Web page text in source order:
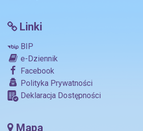
Linki
BIP
e-Dziennik
Facebook
Polityka Prywatności
Deklaracja Dostępności
Mapa